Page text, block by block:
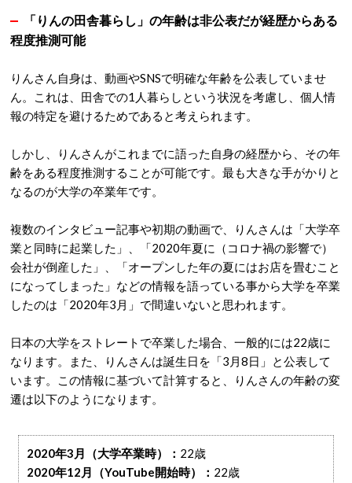
「りんの田舎暮らし」の年齢は非公表だが経歴からある
程度推測可能
りんさん自身は、動画やSNSで明確な年齢を公表していませ
ん。これは、田舎での1人暮らしという状況を考慮し、個人情
報の特定を避けるためであると考えられます。
しかし、りんさんがこれまでに語った自身の経歴から、その年
齢をある程度推測することが可能です。最も大きな手がかりと
なるのが大学の卒業年です。
複数のインタビュー記事や初期の動画で、りんさんは「大学卒
業と同時に起業した」、「2020年夏に（コロナ禍の影響で）
会社が倒産した」、「オープンした年の夏にはお店を畳むこと
になってしまった」などの情報を語っている事から大学を卒業
したのは「2020年3月」で間違いないと思われます。
日本の大学をストレートで卒業した場合、一般的には22歳に
なります。また、りんさんは誕生日を「3月8日」と公表して
います。この情報に基づいて計算すると、りんさんの年齢の変
遷は以下のようになります。
2020年3月（大学卒業時）： 22歳
2020年12月（YouTube開始時）： 22歳